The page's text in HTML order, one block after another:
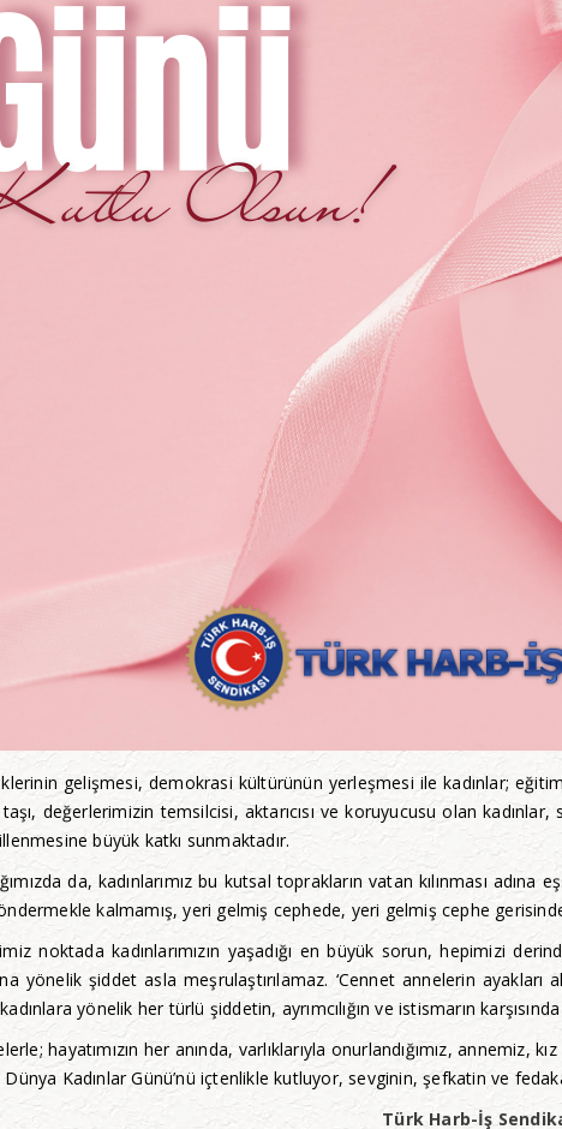
gelişmesi, demokrasi kültürünün yerleşmesi ile kadınlar;
değerlerimizin temsilcisi, aktarıcısı ve koruyucusu olan
büyük katkı sunmaktadır.
da, kadınlarımız bu kutsal toprakların vatan kılınması
kalmamış, yeri gelmiş cephede, yeri gelmiş cephe
noktada kadınlarımızın yaşadığı en büyük sorun, hepimizi
yönelik şiddet asla meşrulaştırılamaz. ‘Cennet annelerin ayakları
yönelik her türlü şiddetin, ayrımcılığın ve istismarın
hayatımızın her anında, varlıklarıyla onurlandığımız,
Dünya Kadınlar Günü’nü içtenlikle kutluyor, sevginin, şefkatin ve
Türk Harb-İş